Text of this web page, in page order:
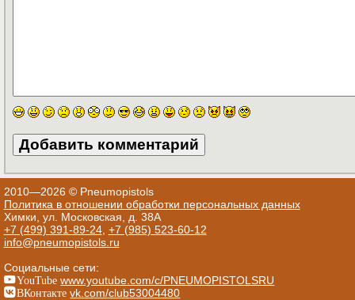
2010—2026 © Pneumopistols
Политика в отношении обработки персональных данных
Химки, ул. Московская, д. 38А
+7 (499) 391-89-24, +7 (985) 523-60-12
info@pneumopistols.ru
Социальные сети:
YouTube www.youtube.com/c/PNEUMOPISTOLSRU
ВКонтакте vk.com/club53004480